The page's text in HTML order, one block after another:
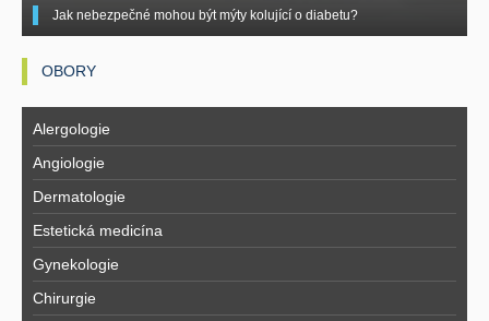
Jak nebezpečné mohou být mýty kolující o diabetu?
OBORY
Alergologie
Angiologie
Dermatologie
Estetická medicína
Gynekologie
Chirurgie